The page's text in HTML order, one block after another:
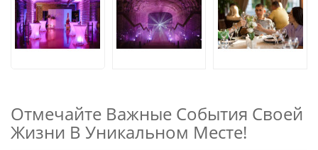
Отмечайте Важные События Своей
Жизни В Уникальном Месте!